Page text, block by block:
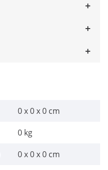
0 x 0 x 0 cm
0 kg
0 x 0 x 0 cm